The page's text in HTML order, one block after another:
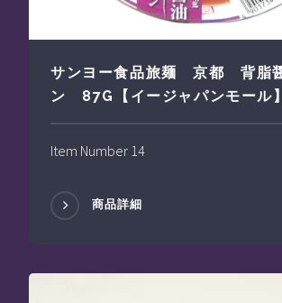
サンヨー食品旅麺 京都 背脂
ン 87G【イージャパンモール】
Item Number 14
商品詳細